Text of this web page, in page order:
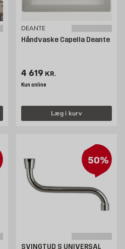
DEANTE
Håndvaske Capella Deante
Pris 4619 kr. /stk
4 619 KR.
Kun online
Læg i kurv
50%
SVINGTUD S UNIVERSAL